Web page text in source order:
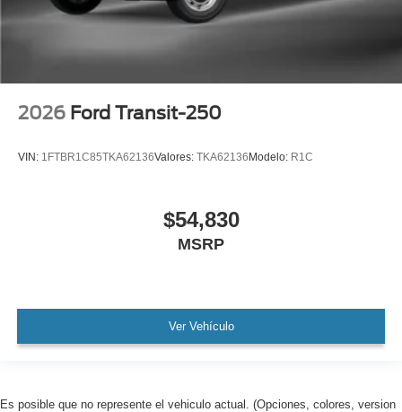
2026 Ford Transit-250
VIN: 1FTBR1C85TKA62136Valores: TKA62136 Modelo: R1C
$54,830
MSRP
Ver Vehículo
Es posible que no represente el vehiculo actual. (Opciones, colores, version